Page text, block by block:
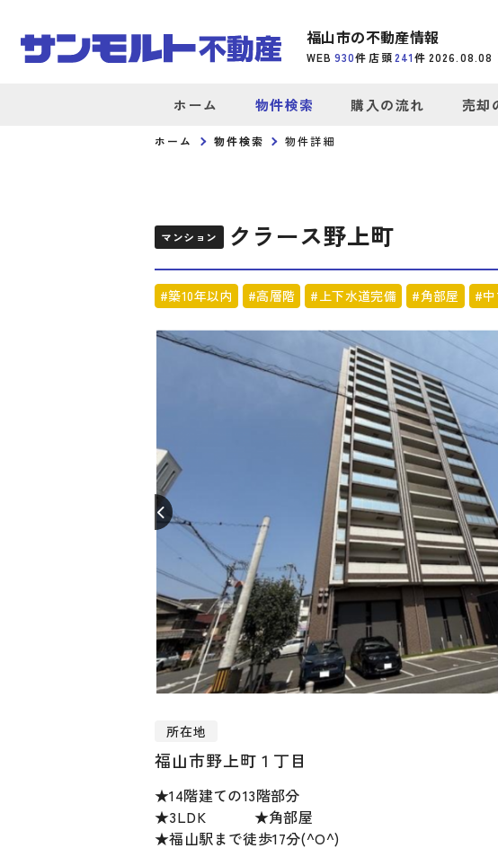
福山市の不動産情報
WEB 930件 店頭241件 2026.08.08
ホーム 物件検索 購入の流れ 売却
ホーム 物件検索 物件詳細
マンション クラース野上町
#築10年以内 #高層階 #上下水道完備 #角部屋 #
所在地
福山市野上町１丁目
★14階建ての13階部分
★3LDK ★角部屋
★福山駅まで徒歩17分(^O^)